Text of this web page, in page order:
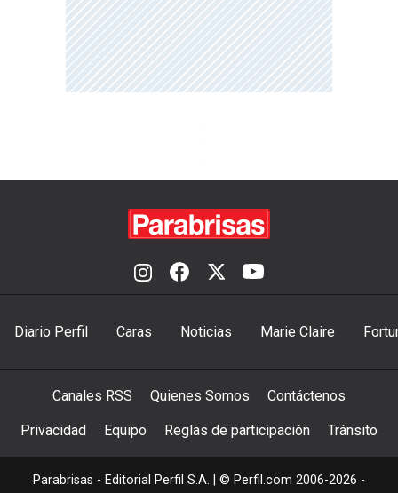
Diario Perfil Caras Noticias Marie Claire
Canales RSS Quienes Somos Contáctenos
Privacidad Equipo Reglas de participación Tránsito
Parabrisas - Editorial Perfil S.A. | © Perfil.com 2006-2026 -